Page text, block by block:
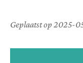
Geplaatst op 2025-